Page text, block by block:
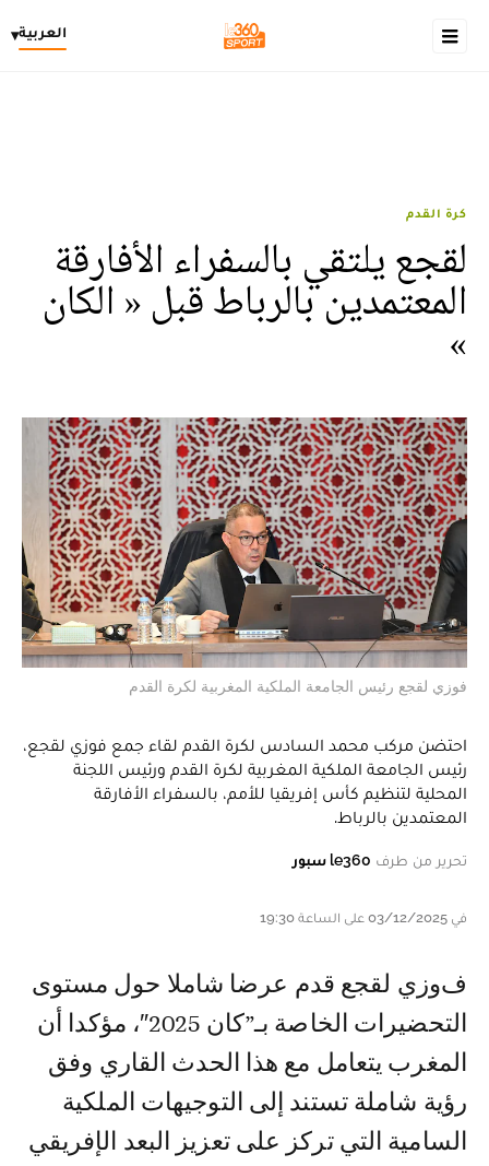
العربية▾
كرة القدم
لقجع يلتقي بالسفراء الأفارقة
المعتمدين بالرباط قبل « الكان
»
فوزي لقجع رئيس الجامعة الملكية المغربية لكرة القدم
احتضن مركب محمد السادس لكرة القدم لقاء جمع فوزي لقجع،
رئيس الجامعة الملكية المغربية لكرة القدم ورئيس اللجنة
المحلية لتنظيم كأس إفريقيا للأمم، بالسفراء الأفارقة
المعتمدين بالرباط.
تحرير من طرف le360 سبور
في 03/12/2025 على الساعة 19:30
فوزي لقجع قدم عرضا شاملا حول مستوى
التحضيرات الخاصة بـ”كان 2025″، مؤكدا أن
المغرب يتعامل مع هذا الحدث القاري وفق
رؤية شاملة تستند إلى التوجيهات الملكية
السامية التي تركز على تعزيز البعد الإفريقي